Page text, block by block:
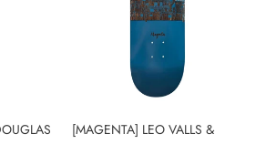
ROOFTOP
[MAGENTA] LEO VALLS &